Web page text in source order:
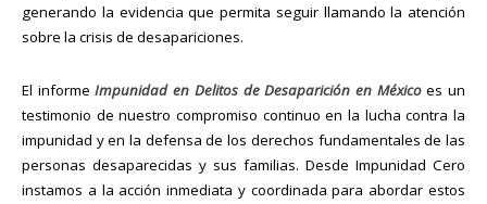
generando la evidencia que permita seguir llamando la atención
sobre la crisis de desapariciones.
El informeImpunidad en Delitos de Desaparición en Méxicoes un
testimonio de nuestro compromiso continuo en la lucha contra la
impunidad y en la defensa de los derechos fundamentales de las
personas desaparecidas y sus familias. Desde Impunidad Cero
instamos a la acción inmediata y coordinada para abordar estos